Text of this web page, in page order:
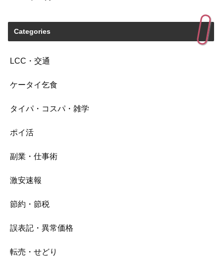
Categories
LCC・交通
ケータイ乞食
タイパ・コスパ・雑学
ポイ活
副業・仕事術
激安速報
節約・節税
誤表記・異常価格
転売・せどり